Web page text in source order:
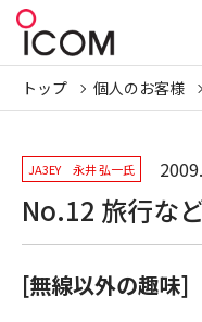
トップ 個人のお客様
JA3EY 永井 弘一氏
No.12 旅行な
[無線以外の趣味]